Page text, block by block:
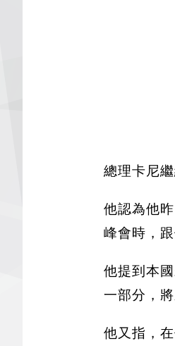
總理卡尼
他認為他
峰會時，
他提到本
一部分，將
他又指，